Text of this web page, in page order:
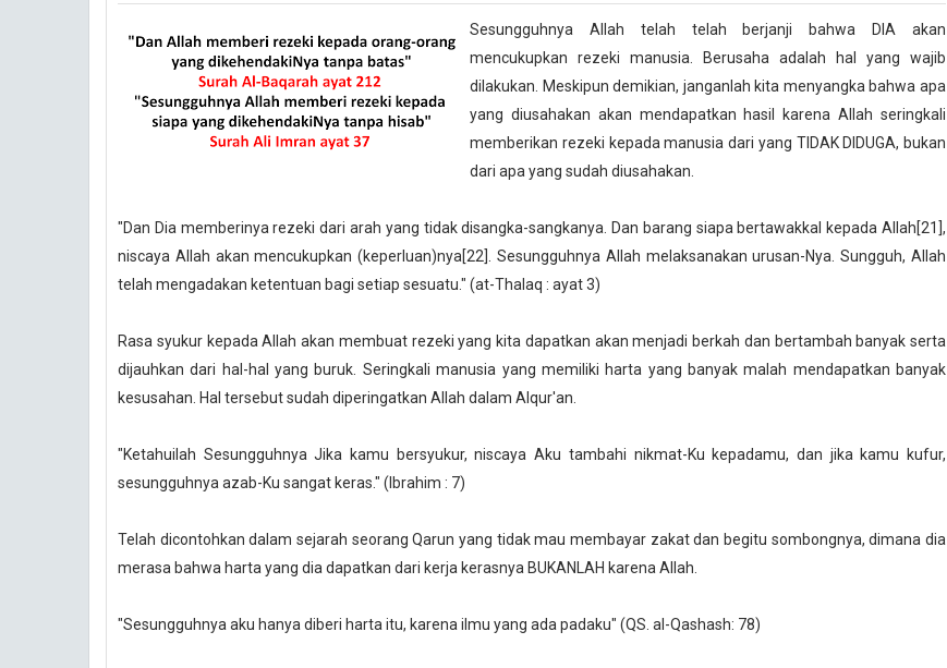
Sesungguhnya Allah telah telah berjanji bahwa DIA akan
mencukupkan rezeki manusia. Berusaha adalah hal yang wajib
dilakukan. Meskipun demikian, janganlah kita menyangka bahwa apa
yang diusahakan akan mendapatkan hasil karena Allah seringkali
memberikan rezeki kepada manusia dari yang TIDAK DIDUGA, bukan
dari apa yang sudah diusahakan.
"Dan Dia memberinya rezeki dari arah yang tidak disangka-sangkanya. Dan barang siapa bertawakkal kepada Allah[21],
niscaya Allah akan mencukupkan (keperluan)nya[22]. Sesungguhnya Allah melaksanakan urusan-Nya. Sungguh, Allah
telah mengadakan ketentuan bagi setiap sesuatu." (at-Thalaq : ayat 3)
Rasa syukur kepada Allah akan membuat rezeki yang kita dapatkan akan menjadi berkah dan bertambah banyak serta
dijauhkan dari hal-hal yang buruk. Seringkali manusia yang memiliki harta yang banyak malah mendapatkan banyak
kesusahan. Hal tersebut sudah diperingatkan Allah dalam Alqur'an.
"Ketahuilah Sesungguhnya Jika kamu bersyukur, niscaya Aku tambahi nikmat-Ku kepadamu, dan jika kamu kufur,
sesungguhnya azab-Ku sangat keras." (Ibrahim : 7)
Telah dicontohkan dalam sejarah seorang Qarun yang tidak mau membayar zakat dan begitu sombongnya, dimana dia
merasa bahwa harta yang dia dapatkan dari kerja kerasnya BUKANLAH karena Allah.
"Sesungguhnya aku hanya diberi harta itu, karena ilmu yang ada padaku" (QS. al-Qashash: 78)